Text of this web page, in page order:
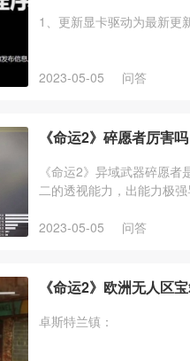
1、更新显卡驱动为最新更
2023-05-05 问答
《命运2》碎愿者厉害
《命运2》异域武器碎愿
二的透视能力，出能力极
2023-05-05
问答
《命运2》欧洲无人区
卓斯特兰镇：